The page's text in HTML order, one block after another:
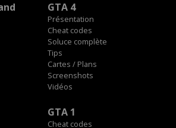
GTA 4
Présentation
Cheat codes
Soluce complète
Tips
Cartes / Plans
Screenshots
Vidéos
GTA 1
Cheat codes